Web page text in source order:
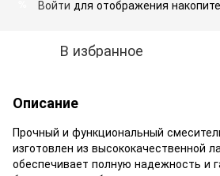
Войти для отображения
В избранное
Описание
Прочный и функциональный
изготовлен из высококачественной
обеспечивает полную надежность и